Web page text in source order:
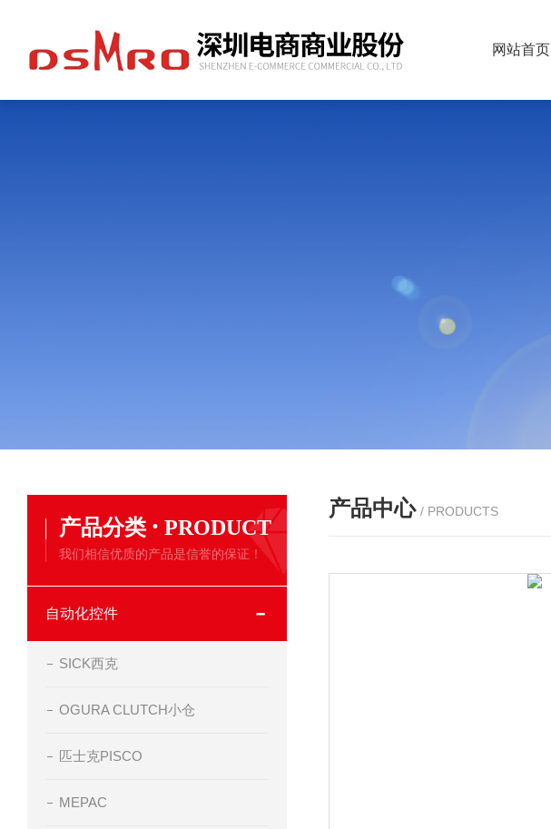
网站首页
产品分类 · PRODUCT
我们相信优质的产品是信誉的保证！
自动化控件
SICK西克
OGURA CLUTCH小仓
匹士克PISCO
MEPAC
产品中心 / PRODUCTS